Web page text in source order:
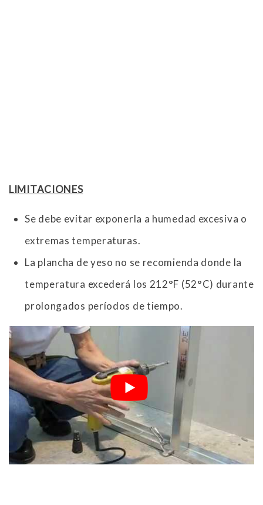
LIMITACIONES
Se debe evitar exponerla a humedad excesiva o
extremas temperaturas.
La plancha de yeso no se recomienda donde la
temperatura excederá los 212°F (52°C) durante
prolongados períodos de tiempo.